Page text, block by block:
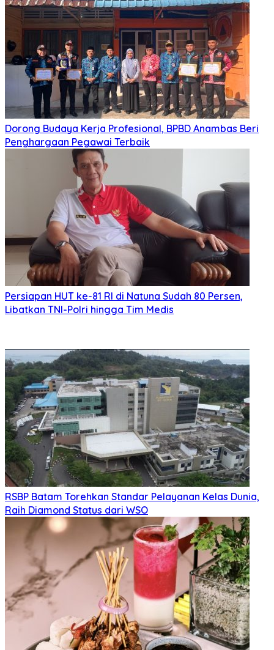
Dorong Budaya Kerja Profesional, BPBD Anambas Beri
Penghargaan Pegawai Terbaik
Persiapan HUT ke-81 RI di Natuna Sudah 80 Persen,
Libatkan TNI-Polri hingga Tim Medis
RSBP Batam Torehkan Standar Pelayanan Kelas Dunia,
Raih Diamond Status dari WSO